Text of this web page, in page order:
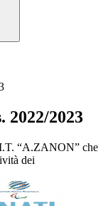
2022/2023
“A.ZANON” che
dei